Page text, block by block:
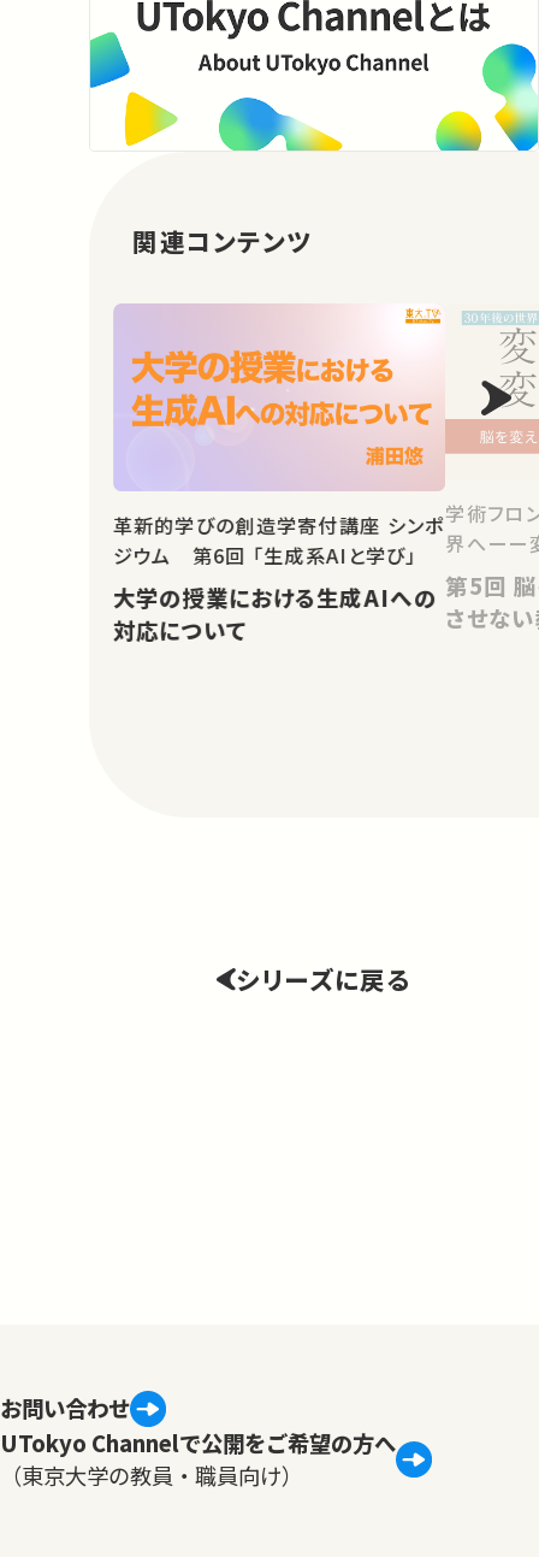
関連コンテンツ
革新的学びの創造学寄付講座 シンポ
ジウム 第6回 「生成系AIと学び」
大学の授業における生成AIへの
対応について
学術フロ
界へーー
第5回 脳を変える教養、AIに変え
させな
シリーズに戻る
お問い合わせ
UTokyo Channelで公開をご希望の方へ
（東京大学の教員・職員向け）